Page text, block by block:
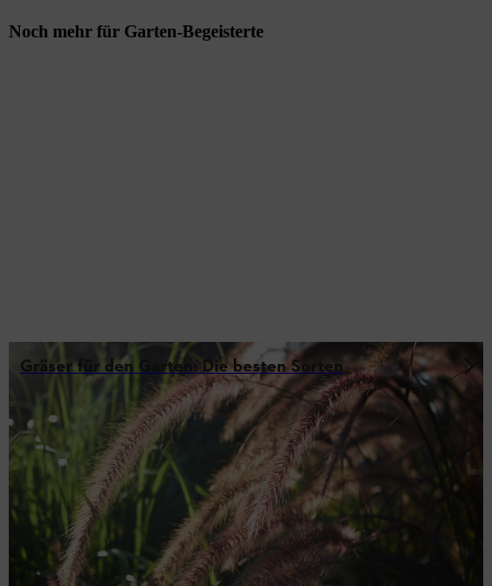
Noch mehr für Garten-Begeisterte
Gräser für den Garten: Die besten Sorten